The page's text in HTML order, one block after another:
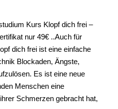
Kurs Klopf dich frei –
nur 49€ ..Auch für
dich frei ist eine einfache
Blockaden, Ängste,
Es ist eine neue
Menschen eine
Schmerzen gebracht hat,